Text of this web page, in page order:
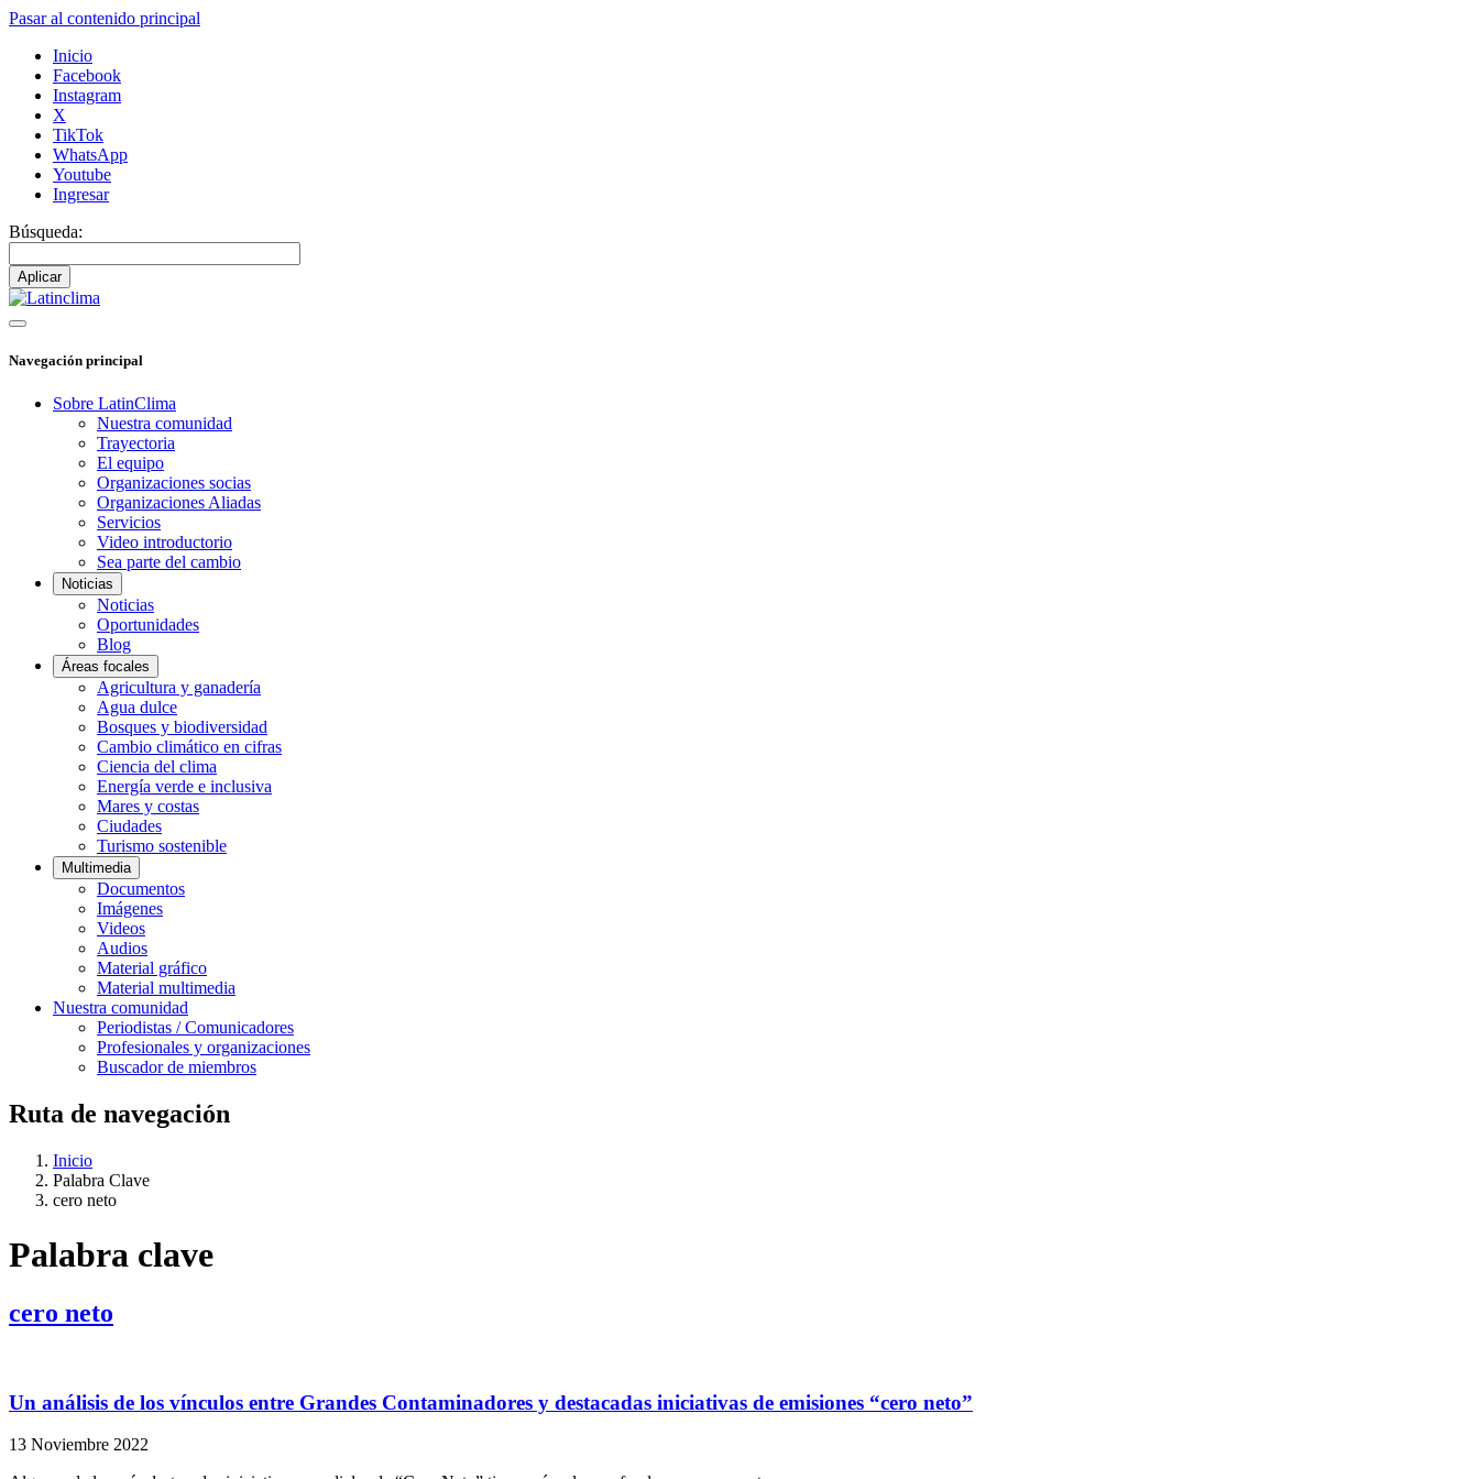
Pasar al contenido principal
Inicio
Facebook
Instagram
X
TikTok
WhatsApp
Youtube
Ingresar
Búsqueda:
Navegación principal
Sobre LatinClima
Nuestra comunidad
Trayectoria
El equipo
Organizaciones socias
Organizaciones Aliadas
Servicios
Video introductorio
Sea parte del cambio
Noticias
Noticias
Oportunidades
Blog
Áreas focales
Agricultura y ganadería
Agua dulce
Bosques y biodiversidad
Cambio climático en cifras
Ciencia del clima
Energía verde e inclusiva
Mares y costas
Ciudades
Turismo sostenible
Multimedia
Documentos
Imágenes
Videos
Audios
Material gráfico
Material multimedia
Nuestra comunidad
Periodistas / Comunicadores
Profesionales y organizaciones
Buscador de miembros
Ruta de navegación
Inicio
Palabra Clave
cero neto
Palabra clave
cero neto
Un análisis de los vínculos entre Grandes Contaminadores y destacadas iniciativas de emisiones “cero neto”
13 Noviembre 2022